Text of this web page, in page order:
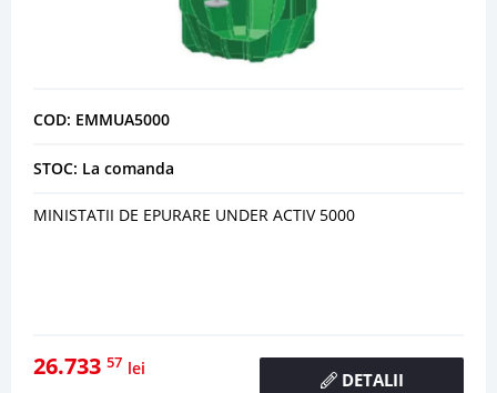
COD: EMMUA5000
STOC: La comanda
MINISTATII DE EPURARE UNDER ACTIV 5000
26.733 57 lei
DETALII